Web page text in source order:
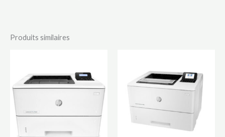
Produits similaires